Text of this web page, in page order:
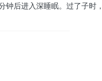
后进入深睡眠。过了子时